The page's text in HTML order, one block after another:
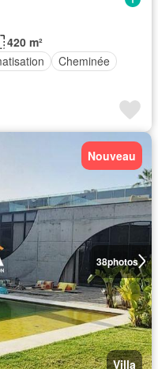
420 m²
Cheminée
38photos
Nouveau
Villa